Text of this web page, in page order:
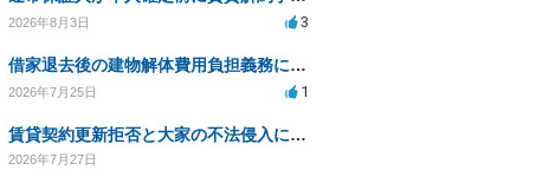
2026年8月3日 3
借家退去後の建物解体費用負担義務についての法的相談（補足説明修正）
2026年7月25日 1
賃貸契約更新拒否と大家の不法侵入についての法的対処方法は？
2026年7月27日